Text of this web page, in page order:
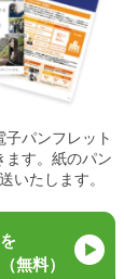
パンフレット
ます。紙のパン
いたします。
無料）